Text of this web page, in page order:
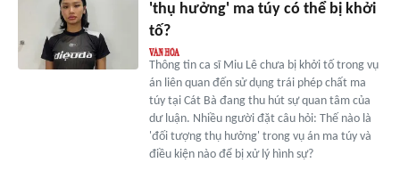
'thụ hưởng' ma túy có thể bị khởi
tố?
Thông tin ca sĩ Miu Lê chưa bị khởi tố trong vụ
án liên quan đến sử dụng trái phép chất ma
túy tại Cát Bà đang thu hút sự quan tâm của
dư luận. Nhiều người đặt câu hỏi: Thế nào là
'đối tượng thụ hưởng' trong vụ án ma túy và
điều kiện nào để bị xử lý hình sự?